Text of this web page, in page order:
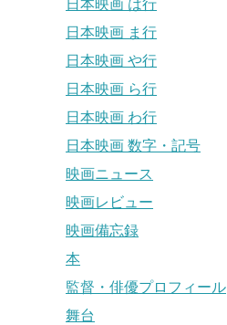
日本映画 は行
日本映画 ま行
日本映画 や行
日本映画 ら行
日本映画 わ行
日本映画 数字・記号
映画ニュース
映画レビュー
映画備忘録
本
監督・俳優プロフィール
舞台